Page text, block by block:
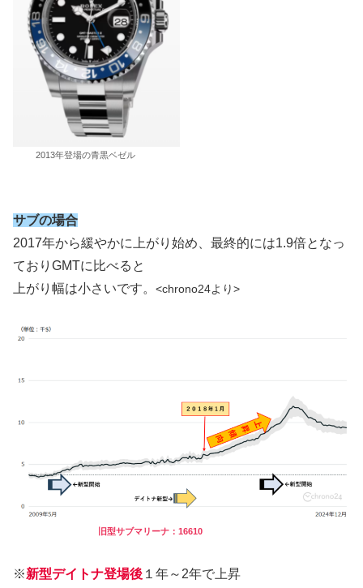
2013年登場の青黒ベゼル
サブの場合
2017年から緩やかに上がり始め、最終的には1.9倍となっ
ておりGMTに比べると
上がり幅は小さいです。 <chrono24より>
旧型サブマリーナ：16610
※新型デイトナ登場後 １年～2年で上昇